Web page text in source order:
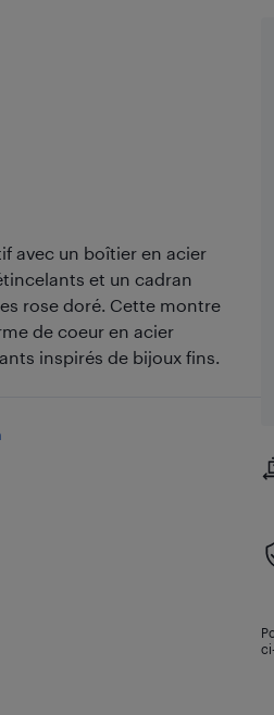
avec un boîtier en acier
et un cadran
rose doré. Cette montre
de coeur en acier
inspirés de bijoux fins.